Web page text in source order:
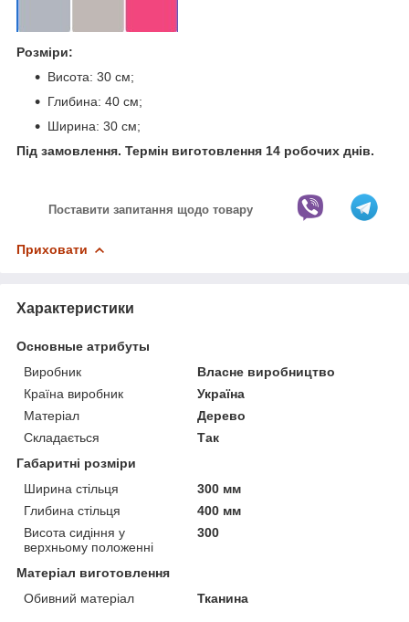
Розміри:
Висота: 30 см;
Глибина: 40 см;
Ширина: 30 см;
Під замовлення. Термін виготовлення 14 робочих днів.
Поставити запитання щодо товару
Приховати
Характеристики
Основные атрибуты
Виробник
Власне виробництво
Країна виробник
Україна
Матеріал
Дерево
Складається
Так
Габаритні розміри
Ширина стільця
300 мм
Глибина стільця
400 мм
Висота сидіння у
верхньому положенні
300
Матеріал виготовлення
Обивний матеріал
Тканина